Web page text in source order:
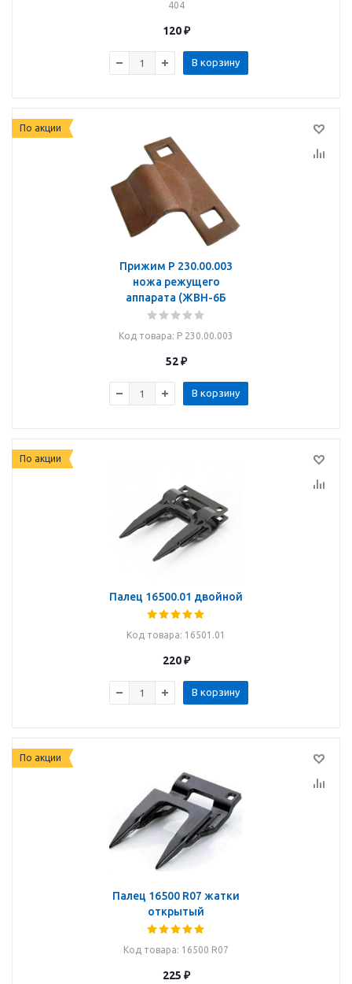
404
120₽
В корзину
По акции
Прижим Р 230.00.003
ножа режущего
аппарата (ЖВН-6Б
Код товара: Р 230.00.003
52₽
В корзину
По акции
Палец 16500.01 двойной
Код товара: 16501.01
220₽
В корзину
По акции
Палец 16500 R07 жатки
открытый
Код товара: 16500 R07
225 ₽